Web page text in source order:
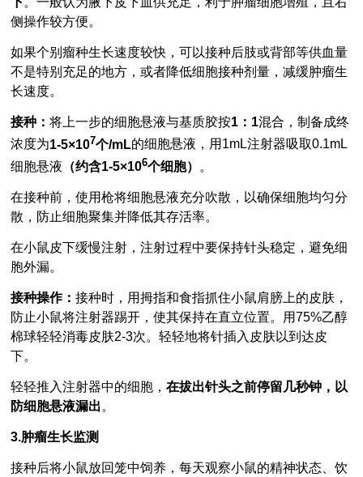
侧操作较方便。
如果个别瘤种生长速度较快，可以接种后肢或背部等供血量
不是特别充足的地方，或者降低细胞接种剂量，减缓肿瘤生
长速度。
接种：将上一步的细胞悬液与基质胶按1：1混合，制备成终
浓度为1-5×107个/mL的细胞悬液，用1mL注射器吸取0.1mL
细胞悬液 （约含1-5×106个细胞） 。
在接种前，使用枪将细胞悬液充分吹散，以确保细胞均匀分
散，防止细胞聚集并降低其存活率。
在小鼠皮下缓慢注射，注射过程中要保持针头稳定，避免细
胞外漏。
接种操作：接种时，用拇指和食指抓住小鼠肩膀上的皮肤，
防止小鼠将注射器踢开，使其保持在直立位置。用75%乙醇
棉球轻轻消毒皮肤2-3次。轻轻地将针插入皮肤以到达皮
下。
轻轻推入注射器中的细胞，在拔出针头之前停留几秒钟，以
防细胞悬液漏出。
3.肿瘤生长监测
接种后将小鼠放回笼中饲养，每天观察小鼠的精神状态、饮